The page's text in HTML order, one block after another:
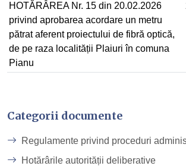
HOTĂRÂREA Nr. 15 din 20.02.2026
privind aprobarea acordare un metru
pătrat aferent proiectului de fibră optică,
de pe raza localității Plaiuri în comuna
Pianu
Categorii documente
Regulamente privind proceduri
Hotărârile autorității deliberative